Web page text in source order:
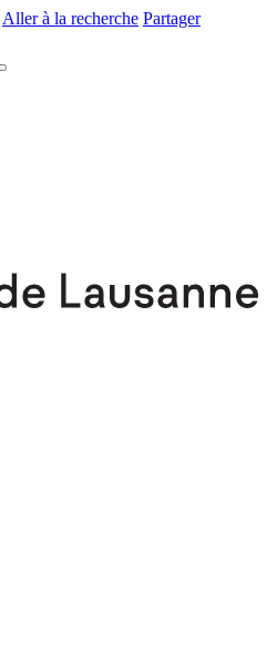
Aller à la recherche Partager